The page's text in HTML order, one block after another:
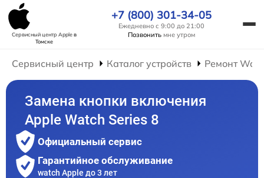
Сервисный центр Appleв
Томске
+7 (800) 301-34-05
Ежедневно с 9:00 до 21:00
Позвонить мне утром
Сервисный центр Каталог устройств Ремонт
Замена кнопки включения
Apple Watch Series 8
Официальный сервис
Гарантийное обслуживание
watch Apple до 3 лет